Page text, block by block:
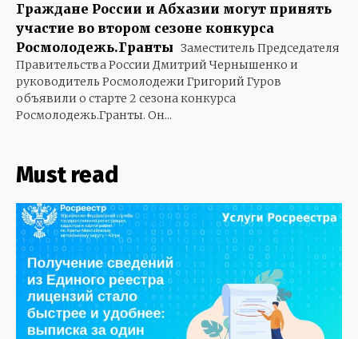
Граждане России и Абхазии могут принять
участие во втором сезоне конкурса
Росмолодежь.Гранты Заместитель Председателя
Правительства России Дмитрий Чернышенко и
руководитель Росмолодежи Григорий Гуров
объявили о старте 2 сезона конкурса
Росмолодежь.Гранты. Он...
Must read